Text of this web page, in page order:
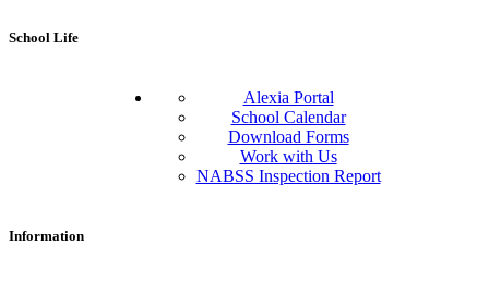
School Life
Alexia Portal
School Calendar
Download Forms
Work with Us
NABSS Inspection Report
Information